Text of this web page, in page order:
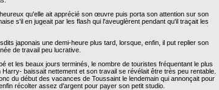
qu'elle ait apprécié son œuvre puis porta son attention sur son
s'il en jugeait par les flash qui l'aveuglèrent pendant qu'il traçait les
japonais une demi-heure plus tard, lorsque, enfin, il put replier son
de travail peu lucrative.
et les beaux jours terminés, le nombre de touristes fréquentant le plus
baissait nettement et son travail se révélait être très peu rentable.
du début des vacances de Toussaint le lendemain qui annonçait pour
récolter assez d'argent pour payer son petit studio.